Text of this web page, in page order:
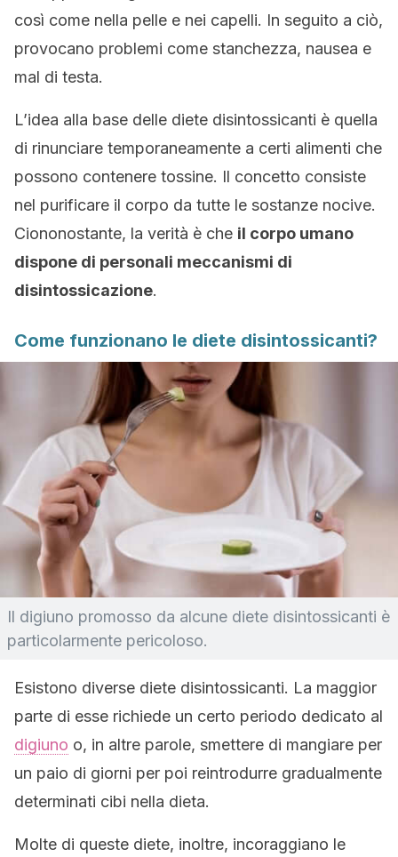
così come nella pelle e nei capelli. In seguito a ciò,
provocano problemi come stanchezza, nausea e
mal di testa.
L’idea alla base delle diete disintossicanti è quella
di rinunciare temporaneamente a certi alimenti che
possono contenere tossine. Il concetto consiste
nel purificare il corpo da tutte le sostanze nocive.
Ciononostante, la verità è che il corpo umano
dispone di personali meccanismi di
disintossicazione.
Come funzionano le diete disintossicanti?
Il digiuno promosso da alcune diete disintossicanti è
particolarmente pericoloso.
Esistono diverse diete disintossicanti. La maggior
parte di esse richiede un certo periodo dedicato al
digiuno o, in altre parole, smettere di mangiare per
un paio di giorni per poi reintrodurre gradualmente
determinati cibi nella dieta.
Molte di queste diete, inoltre, incoraggiano le